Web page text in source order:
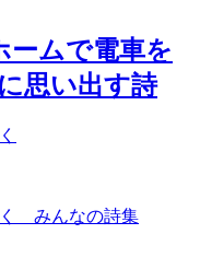
ームで電車を
思い出す詩
く みんなの詩集